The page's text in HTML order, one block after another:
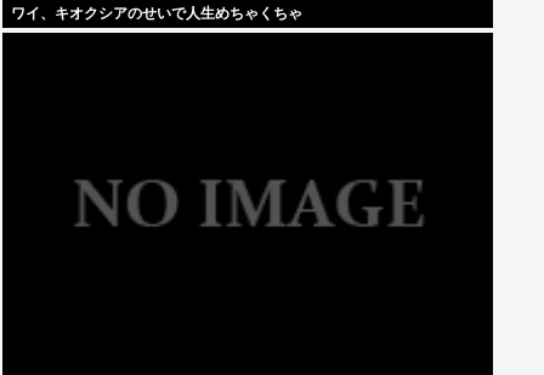
ワイ、キオクシアのせいで人生めちゃくちゃ